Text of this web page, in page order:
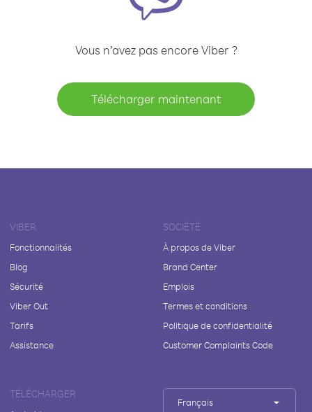
Vous n’avez pas encore Viber ?
Télécharger maintenant
VIBER
Fonctionnalités
Blog
Sécurité
Viber Out
Tarifs
Assistance
SOCIÉTÉ
À propos de Viber
Brand Center
Emplois
Termes et conditions
Politique de confidentialité
Customer Complaints Code
TÉLÉCHARGER
Français